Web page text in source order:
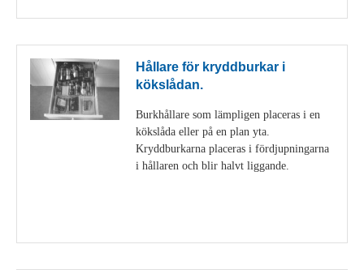
Hållare för kryddburkar i
kökslådan.
Burkhållare som lämpligen placeras i en
kökslåda eller på en plan yta.
Kryddburkarna placeras i fördjupningarna
i hållaren och blir halvt liggande.